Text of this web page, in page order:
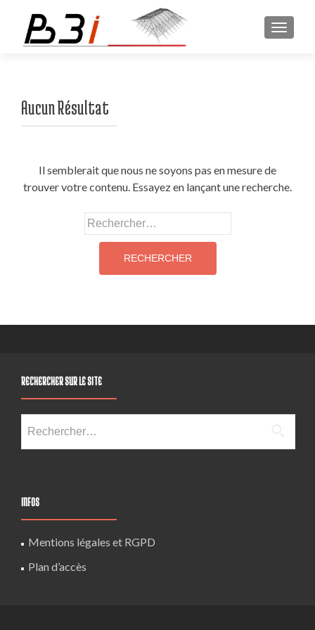
Aucun Résultat
Il semblerait que nous ne soyons pas en mesure de
trouver votre contenu. Essayez en lançant une recherche.
Rechercher :
RECHERCHER SUR LE SITE
INFOS
Mentions légales et RGPD
Plan d’accès